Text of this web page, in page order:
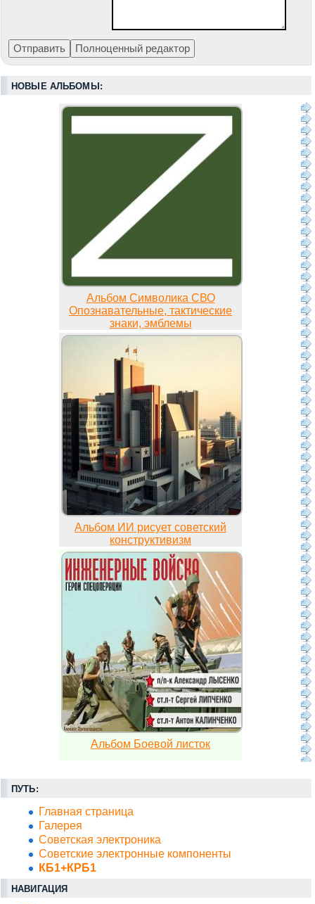
НОВЫЕ АЛЬБОМЫ:
Альбом Символика СВО
Опознавательные, тактические
знаки, эмблемы
Альбом ИИ рисует советский
конструктивизм
Альбом Боевой листок
ПУТЬ:
Главная страница
Галерея
Советская электроника
Советские электронные компоненты
КБ1+КРБ1
НАВИГАЦИЯ